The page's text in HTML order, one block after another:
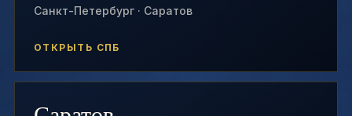
Санкт-Петербург · Саратов
ОТКРЫТЬ СПБ